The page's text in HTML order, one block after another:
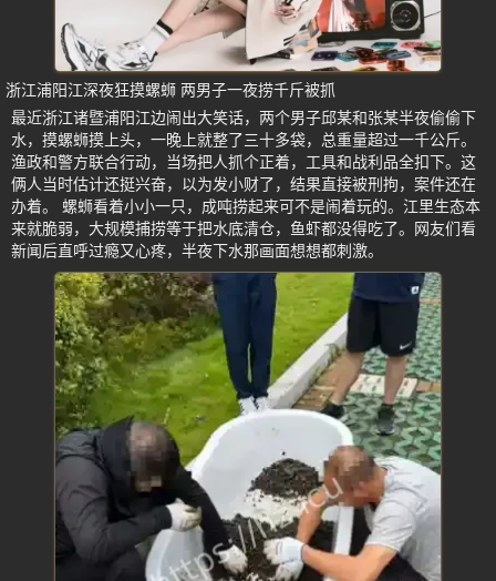
浙江浦阳江深夜狂摸螺蛳 两男子一夜捞千斤被抓
最近浙江诸暨浦阳江边闹出大笑话，两个男子邱某和张某半夜偷偷下
水，摸螺蛳摸上头，一晚上就整了三十多袋，总重量超过一千公斤。
渔政和警方联合行动，当场把人抓个正着，工具和战利品全扣下。这
俩人当时估计还挺兴奋，以为发小财了，结果直接被刑拘，案件还在
办着。 螺蛳看着小小一只，成吨捞起来可不是闹着玩的。江里生态本
来就脆弱，大规模捕捞等于把水底清仓，鱼虾都没得吃了。网友们看
新闻后直呼过瘾又心疼，半夜下水那画面想想都刺激。